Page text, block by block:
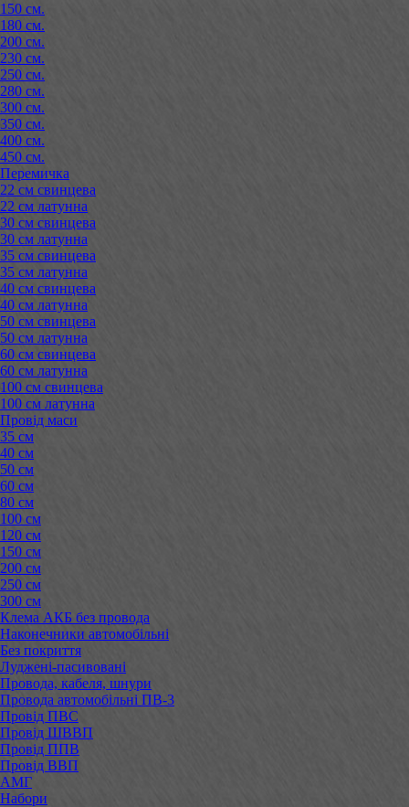
150 см.
180 см.
200 см.
230 см.
250 см.
280 см.
300 см.
350 см.
400 см.
450 см.
Перемичка
22 см свинцева
22 см латунна
30 см свинцева
30 см латунна
35 см свинцева
35 см латунна
40 см свинцева
40 см латунна
50 см свинцева
50 см латунна
60 см свинцева
60 см латунна
100 см свинцева
100 см латунна
Провід маси
35 см
40 см
50 см
60 см
80 см
100 см
120 см
150 см
200 см
250 см
300 см
Клема АКБ без провода
Наконечники автомобільні
Без покриття
Луджені-пасивовані
Провода, кабеля, шнури
Провода автомобільні ПВ-3
Провід ПВС
Провід ШВВП
Провід ППВ
Провід ВВП
АМГ
Набори